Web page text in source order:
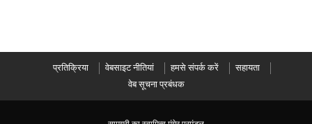
प्रतिक्रिया वेबसाइट नीतियां हमसे संपर्क करें
सहायता
वेब सूचना प्रबंधक